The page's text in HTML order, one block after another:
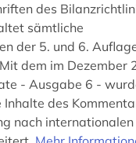
deutschland firmenverzeichnis (1)
deutschland handelsmarke (1)
deutschland warenzeichen (1)
des
sämtliche
der 5. und 6.
dem im Dezember
- Ausgabe 6 -
Inhalte des
nach internationalen